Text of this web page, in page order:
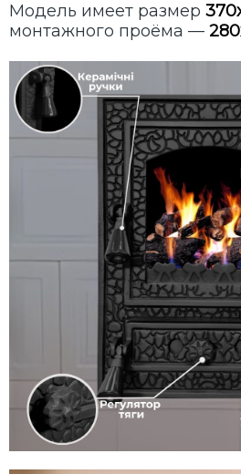
Модель имеет размер
монтажного проёма —